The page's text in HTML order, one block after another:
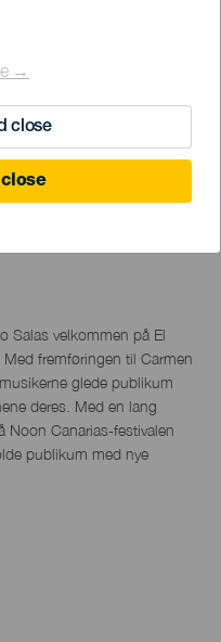
→
close
Salas velkommen på El
fremføringen til Carmen
glede publikum
deres. Med en lang
Noon Canarias-festivalen
publikum med nye